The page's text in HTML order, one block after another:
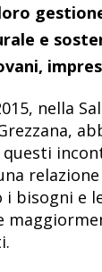
e
nella
bisogni e